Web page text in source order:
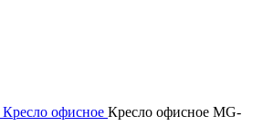
Кресло офисное Кресло офисное MG-